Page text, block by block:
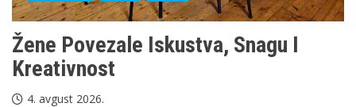
Žene Povezale Iskustva, Snagu I
Kreativnost
4. avgust 2026.